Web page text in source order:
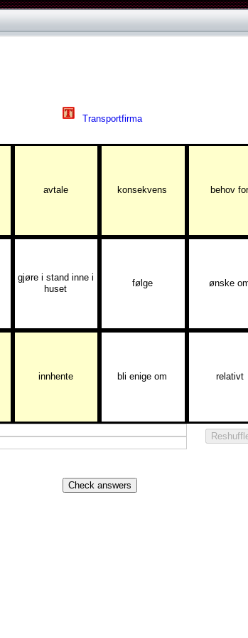
Transportfirma
avtale konsekvens behov
gjøre i stand inne i
huset
følge ønske
innhente bli enige om relativt
Check answers